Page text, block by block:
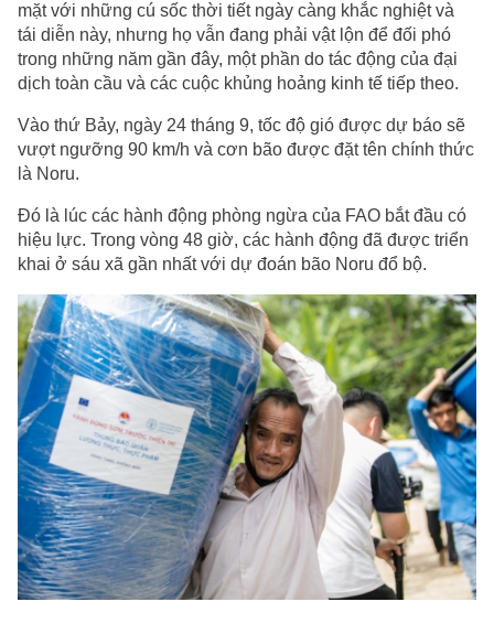
mặt với những cú sốc thời tiết ngày càng khắc nghiệt và
tái diễn này, nhưng họ vẫn đang phải vật lộn để đối phó
trong những năm gần đây, một phần do tác động của đại
dịch toàn cầu và các cuộc khủng hoảng kinh tế tiếp theo.
Vào thứ Bảy, ngày 24 tháng 9, tốc độ gió được dự báo sẽ
vượt ngưỡng 90 km/h và cơn bão được đặt tên chính thức
là Noru.
Đó là lúc các hành động phòng ngừa của FAO bắt đầu có
hiệu lực. Trong vòng 48 giờ, các hành động đã được triển
khai ở sáu xã gần nhất với dự đoán bão Noru đổ bộ.